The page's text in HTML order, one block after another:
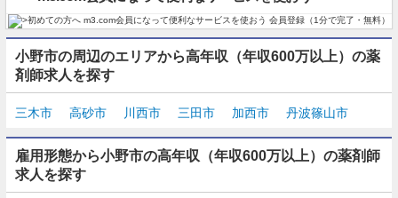
小野市の周辺のエリアから高年収（年収600万以上）の薬
剤師求人を探す
三木市 高砂市 川西市 三田市 加西市 丹波篠山市
雇用形態から小野市の高年収（年収600万以上）の薬剤師
求人を探す